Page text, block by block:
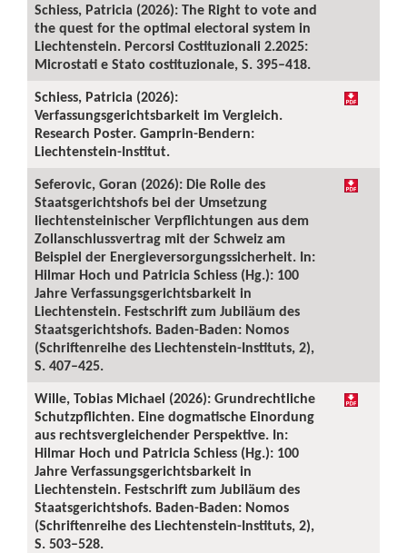
Schiess, Patricia (2026): The Right to vote and
the quest for the optimal electoral system in
Liechtenstein. Percorsi Costituzionali 2.2025:
Microstati e Stato costituzionale, S. 395–418.
Schiess, Patricia (2026):
Verfassungsgerichtsbarkeit im Vergleich.
Research Poster. Gamprin-Bendern:
Liechtenstein-Institut.
Seferovic, Goran (2026): Die Rolle des
Staatsgerichtshofs bei der Umsetzung
liechtensteinischer Verpflichtungen aus dem
Zollanschlussvertrag mit der Schweiz am
Beispiel der Energieversorgungssicherheit. In:
Hilmar Hoch und Patricia Schiess (Hg.): 100
Jahre Verfassungsgerichtsbarkeit in
Liechtenstein. Festschrift zum Jubiläum des
Staatsgerichtshofs. Baden-Baden: Nomos
(Schriftenreihe des Liechtenstein-Instituts, 2),
S. 407–425.
Wille, Tobias Michael (2026): Grundrechtliche
Schutzpflichten. Eine dogmatische Einordung
aus rechtsvergleichender Perspektive. In:
Hilmar Hoch und Patricia Schiess (Hg.): 100
Jahre Verfassungsgerichtsbarkeit in
Liechtenstein. Festschrift zum Jubiläum des
Staatsgerichtshofs. Baden-Baden: Nomos
(Schriftenreihe des Liechtenstein-Instituts, 2),
S. 503–528.